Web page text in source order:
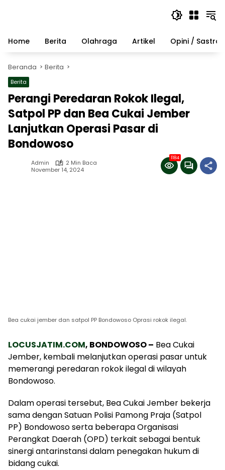
Home
Berita Olahraga Artikel Opini / Sastra
Beranda Berita
Berita
Perangi Peredaran Rokok Ilegal,
Satpol PP dan Bea Cukai Jember
Lanjutkan Operasi Pasar di
Bondowoso
Admin
2 Min Baca
November 14, 2024
1184
Bea cukai jember dan satpol PP Bondowoso Oprasi rokok ilegal.
LOCUSJATIM.COM, BONDOWOSO – Bea Cukai
Jember, kembali melanjutkan operasi pasar untuk
memerangi peredaran rokok ilegal di wilayah
Bondowoso.
Dalam operasi tersebut, Bea Cukai Jember bekerja
sama dengan Satuan Polisi Pamong Praja (Satpol
PP) Bondowoso serta beberapa Organisasi
Perangkat Daerah (OPD) terkait sebagai bentuk
sinergi antarinstansi dalam penegakan hukum di
bidang cukai.